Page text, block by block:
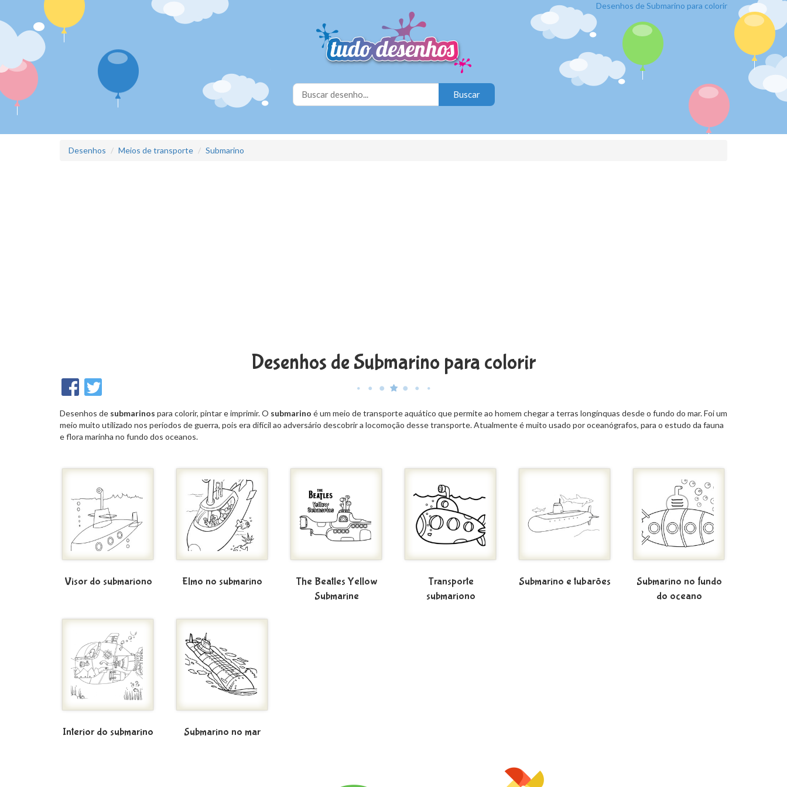
Desenhos de Submarino para colorir
Desenhos Meios de transporte Submarino
Desenhos de Submarino para colorir
Desenhos de submarinos para colorir, pintar e imprimir. O submarino é um meio de transporte aquático que permite ao homem chegar a terras longínquas desde o fundo do mar. Foi um
meio muito utilizado nos períodos de guerra, pois era difícil ao adversário descobrir a locomoção desse transporte. Atualmente é muito usado por oceanógrafos, para o estudo da fauna
e flora marinha no fundo dos oceanos.
Visor do submariono Elmo no submarino
The Beatles Yellow
Submarine
Transporte
submariono
Submarino e tubarões
Submarino no fundo
do oceano
Interior do submarino Submarino no mar